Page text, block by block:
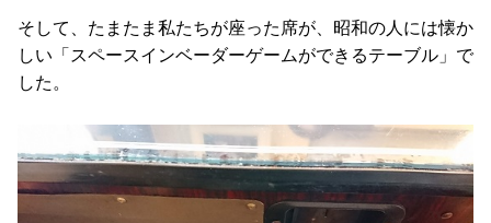
そして、たまたま私たちが座った席が、昭和の人には懐か
しい「スペースインベーダーゲームができるテーブル」で
した。